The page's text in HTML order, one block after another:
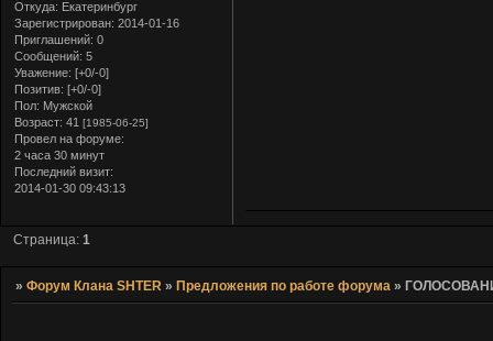
Откуда: Екатеринбург
Зарегистрирован: 2014-01-16
Приглашений: 0
Сообщений: 5
Уважение: [+0/-0]
Позитив: [+0/-0]
Пол: Мужской
Возраст: 41 [1985-06-25]
Провел на форуме:
2 часа 30 минут
Последний визит:
2014-01-30 09:43:13
Страница:1
»Форум Клана SHTER »Предложения по работе форума »